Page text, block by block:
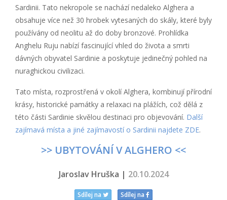
Sardinii. Tato nekropole se nachází nedaleko Alghera a
obsahuje více než 30 hrobek vytesaných do skály, které byly
používány od neolitu až do doby bronzové. Prohlídka
Anghelu Ruju nabízí fascinující vhled do života a smrti
dávných obyvatel Sardinie a poskytuje jedinečný pohled na
nuraghickou civilizaci.
Tato místa, rozprostřená v okolí Alghera, kombinují přírodní
krásy, historické památky a relaxaci na plážích, což dělá z
této části Sardinie skvělou destinaci pro objevování. Další
zajímavá místa a jiné zajímavostí o Sardinii najdete ZDE.
>> UBYTOVÁNÍ V ALGHERO <<
Jaroslav Hruška | 20.10.2024
Sdílej na Sdílej na